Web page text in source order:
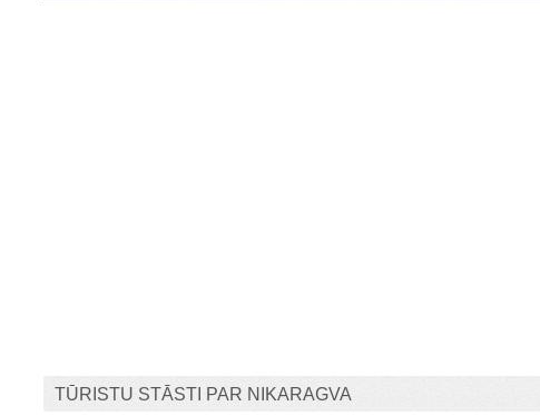
TŪRISTU STĀSTI PAR NIKARAGVA